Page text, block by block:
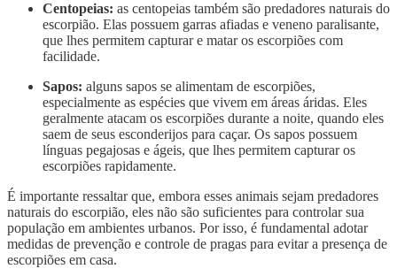
Centopeias: as centopeias também são predadores naturais do
escorpião. Elas possuem garras afiadas e veneno paralisante,
que lhes permitem capturar e matar os escorpiões com
facilidade.
Sapos: alguns sapos se alimentam de escorpiões,
especialmente as espécies que vivem em áreas áridas. Eles
geralmente atacam os escorpiões durante a noite, quando eles
saem de seus esconderijos para caçar. Os sapos possuem
línguas pegajosas e ágeis, que lhes permitem capturar os
escorpiões rapidamente.
É importante ressaltar que, embora esses animais sejam predadores
naturais do escorpião, eles não são suficientes para controlar sua
população em ambientes urbanos. Por isso, é fundamental adotar
medidas de prevenção e controle de pragas para evitar a presença de
escorpiões em casa.